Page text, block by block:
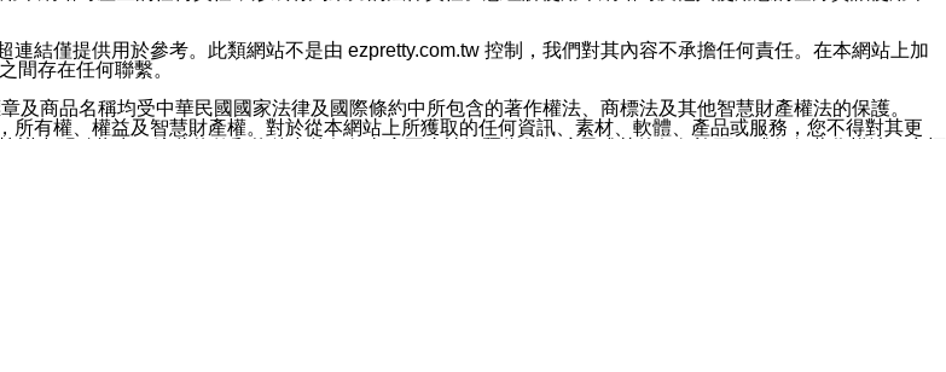
號的通知型訊息。
結僅提供用於參考。此類網站不是由 ezpretty.com.tw 控制，我們對其內容不承擔任何責任。在本網站上加
間存在任何聯繫。
商品名稱均受中華民國國家法律及國際條約中所包含的著作權法、商標法及其他智慧財產權法的保護。
有權、權益及智慧財產權。對於從本網站上所獲取的任何資訊、素材、軟體、產品或服務，您不得對其更